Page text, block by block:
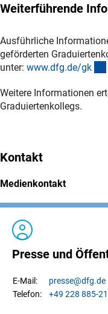
Weiterführende
Ausführliche
geförderten
unter: www.dfg.de/gk
Weitere Informationen
Graduiertenkollegs.
Kontakt
Medienkontakt
Presse und
E-Mail: presse@dfg.de
Telefon:
+49 228 885-